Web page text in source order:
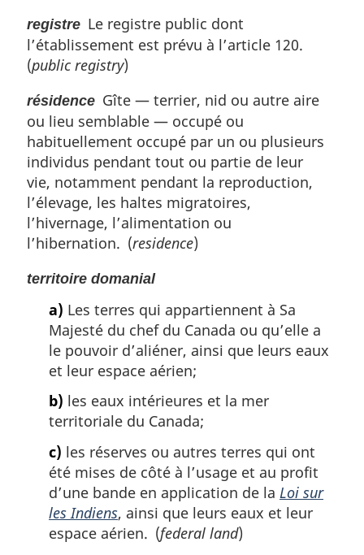
registre Le registre public dont
l’établissement est prévu à l’article 120.
(public registry)
résidence Gîte — terrier, nid ou autre aire
ou lieu semblable — occupé ou
habituellement occupé par un ou plusieurs
individus pendant tout ou partie de leur
vie, notamment pendant la reproduction,
l’élevage, les haltes migratoires,
l’hivernage, l’alimentation ou
l’hibernation. (residence)
territoire domanial
a) Les terres qui appartiennent à Sa
Majesté du chef du Canada ou qu’elle a
le pouvoir d’aliéner, ainsi que leurs eaux
et leur espace aérien;
b) les eaux intérieures et la mer
territoriale du Canada;
c) les réserves ou autres terres qui ont
été mises de côté à l’usage et au profit
d’une bande en application de la Loi sur
les Indiens, ainsi que leurs eaux et leur
espace aérien. (federal land)